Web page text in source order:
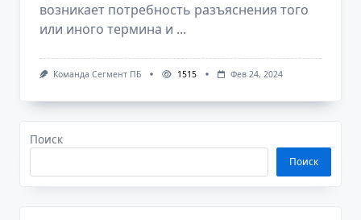
возникает потребность разъяснения того
или иного термина и ...
Команда Сегмент ПБ 1515 Фев 24, 2024
Поиск
Поиск